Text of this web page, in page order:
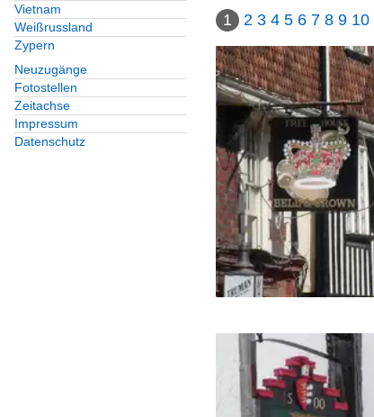
Vietnam
Weißrussland
Zypern
Neuzugänge
Fotostellen
Zeitachse
Impressum
Datenschutz
1 2 3 4 5 6 7 8 9 10